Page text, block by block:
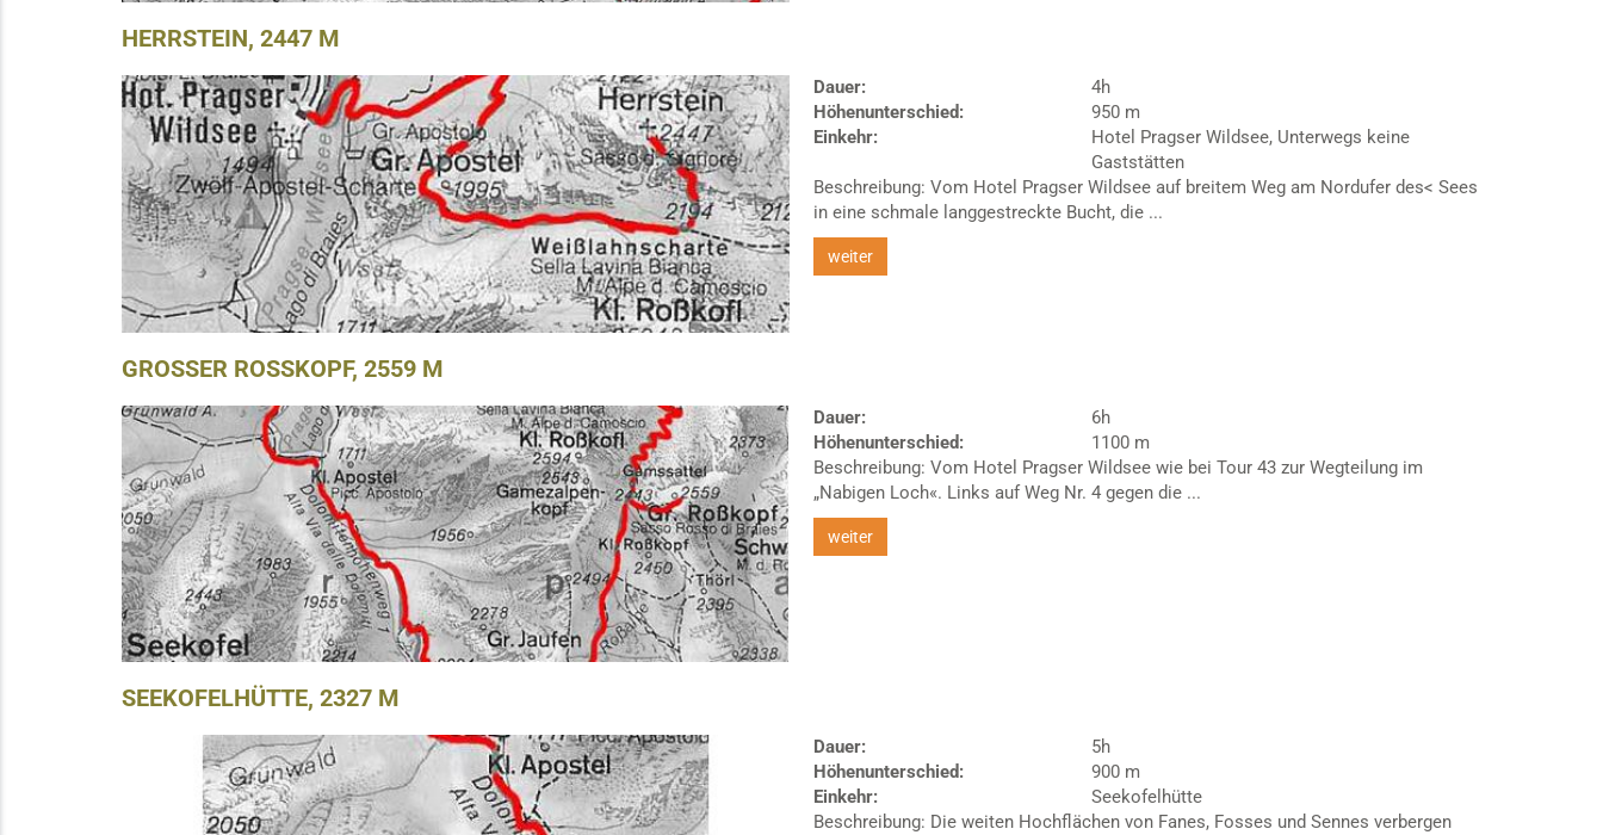
HERRSTEIN, 2447 M
Dauer:
4h
Höhenunterschied:
950 m
Einkehr:
Hotel Pragser Wildsee, Unterwegs keine
Gaststätten
Beschreibung: Vom Hotel Pragser Wildsee auf breitem Weg am Nordufer des< Sees
in eine schmale langgestreckte Bucht, die ...
weiter
GROSSER ROSSKOPF, 2559 M
Dauer:
6h
Höhenunterschied:
1100 m
Beschreibung: Vom Hotel Pragser Wildsee wie bei Tour 43 zur Wegteilung im
„Nabigen Loch«. Links auf Weg Nr. 4 gegen die ...
weiter
SEEKOFELHÜTTE, 2327 M
Dauer:
5h
Höhenunterschied:
900 m
Einkehr:
Seekofelhütte
Beschreibung: Die weiten Hochflächen von Fanes, Fosses und Sennes verbergen